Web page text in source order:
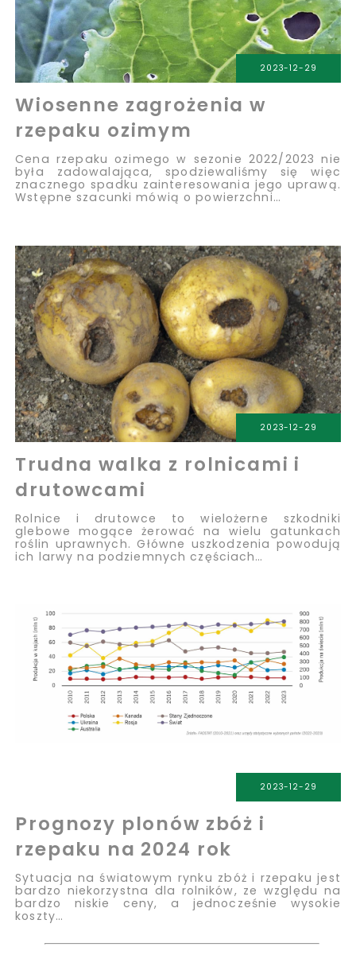
2023-12-29
Wiosenne zagrożenia w
rzepaku ozimym
Cena rzepaku ozimego w sezonie 2022/2023 nie
była zadowalająca, spodziewaliśmy się więc
znacznego spadku zainteresowania jego uprawą.
Wstępne szacunki mówią o powierzchni…
2023-12-29
Trudna walka z rolnicami i
drutowcami
Rolnice i drutowce to wielożerne szkodniki
glebowe mogące żerować na wielu gatunkach
roślin uprawnych. Główne uszkodzenia powodują
ich larwy na podziemnych częściach…
2023-12-29
Prognozy plonów zbóż i
rzepaku na 2024 rok
Sytuacja na światowym rynku zbóż i rzepaku jest
bardzo niekorzystna dla rolników, ze względu na
bardzo niskie ceny, a jednocześnie wysokie
koszty…